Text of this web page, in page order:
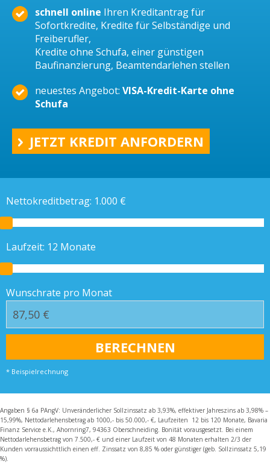
schnell online Ihren Kreditantrag für
Sofortkredite, Kredite für Selbständige und
Freiberufler,
Kredite ohne Schufa, einer günstigen
Baufinanzierung, Beamtendarlehen stellen
neuestes Angebot: VISA-Kredit-Karte ohne
Schufa
JETZT KREDIT ANFORDERN
Nettokreditbetrag: 1.000 €
Laufzeit: 12 Monate
Wunschrate pro Monat
* Beispielrechnung
Angaben § 6a PAngV: Unveränderlicher Sollzinssatz ab 3,93%, effektiver Jahreszins ab 3,98% –
15,99%, Nettodarlehensbetrag ab 1000,- bis 50.000,- €, Laufzeiten 12 bis 120 Monate, Bavaria
Finanz Service e.K., Ahornring7, 94363 Oberschneiding. Bonität vorausgesetzt. Bei einem
Nettodarlehensbetrag von 7.500,- € und einer Laufzeit von 48 Monaten erhalten 2/3 der
Kunden vorraussichttlich einen eff. Zinssatz von 8,85 % oder günstiger (geb. Sollzinssatz 5,19
%).